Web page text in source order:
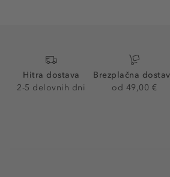
Hitra dostava
2-5 delovnih dni
Brezplačna
od 49,00 €